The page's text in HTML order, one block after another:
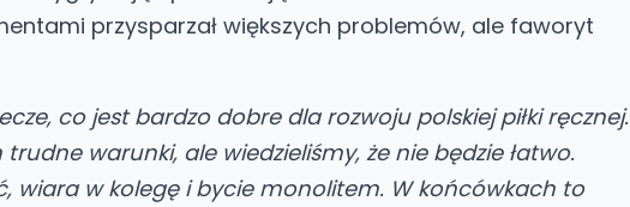
przysparzał większych problemów, ale faworyt
co jest bardzo dobre dla rozwoju polskiej piłki ręcznej.
warunki, ale wiedzieliśmy, że nie będzie łatwo.
wiara w kolegę i bycie monolitem. W końcówkach to